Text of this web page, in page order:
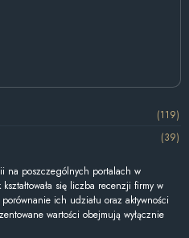
(119)
(39)
na poszczególnych portalach w
się liczba recenzji firmy w
ich udziału oraz aktywności
wartości obejmują wyłącznie